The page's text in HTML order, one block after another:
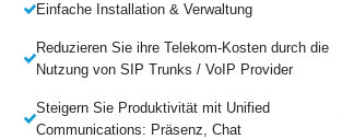
Einfache Installation & Verwaltung
Reduzieren Sie ihre Telekom-Kosten durch die
Nutzung von SIP Trunks / VoIP Provider
Steigern Sie Produktivität mit Unified
Communications: Präsenz, Chat